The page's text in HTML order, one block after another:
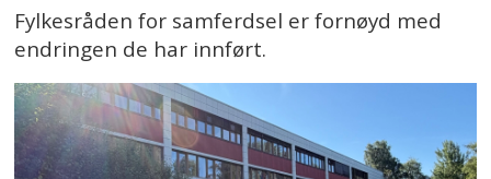
Fylkesråden for samferdsel er fornøyd med
endringen de har innført.